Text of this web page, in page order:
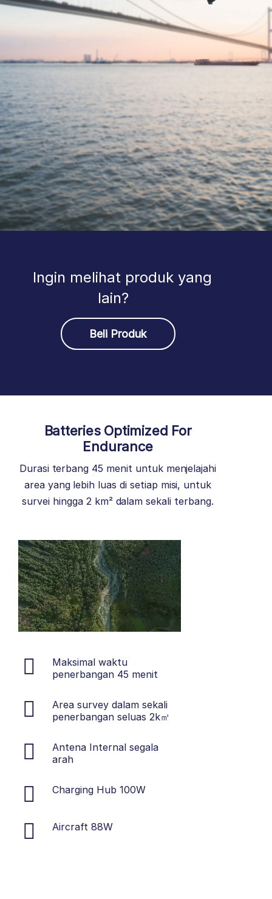
Ingin melihat produk yang
lain?
Beli Produk
Batteries Optimized For
Endurance
Durasi terbang 45 menit untuk menjelajahi
area yang lebih luas di setiap misi, untuk
survei hingga 2 km² dalam sekali terbang.
Maksimal waktu
penerbangan 45 menit
Area survey dalam sekali
penerbangan seluas 2k㎡
Antena Internal segala
arah
Charging Hub 100W
Aircraft 88W